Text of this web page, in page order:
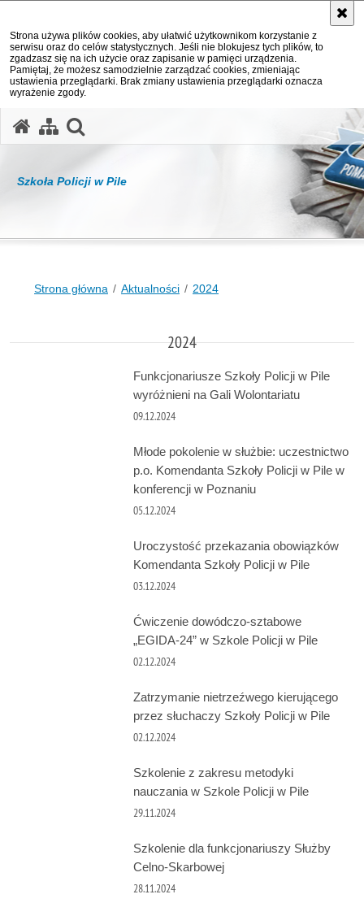
Strona używa plików cookies, aby ułatwić użytkownikom korzystanie z
serwisu oraz do celów statystycznych. Jeśli nie blokujesz tych plików, to
zgadzasz się na ich użycie oraz zapisanie w pamięci urządzenia.
Pamiętaj, że możesz samodzielnie zarządzać cookies, zmieniając
ustawienia przeglądarki. Brak zmiany ustawienia przeglądarki oznacza
wyrażenie zgody.
Szkoła Policji w Pile
Strona główna Aktualności 2024
2024
Funkcjonariusze Szkoły Policji w Pile
wyróżnieni na Gali Wolontariatu
09.12.2024
Młode pokolenie w służbie: uczestnictwo
p.o. Komendanta Szkoły Policji w Pile w
konferencji w Poznaniu
05.12.2024
Uroczystość przekazania obowiązków
Komendanta Szkoły Policji w Pile
03.12.2024
Ćwiczenie dowódczo-sztabowe
„EGIDA-24” w Szkole Policji w Pile
02.12.2024
Zatrzymanie nietrzeźwego kierującego
przez słuchaczy Szkoły Policji w Pile
02.12.2024
Szkolenie z zakresu metodyki
nauczania w Szkole Policji w Pile
29.11.2024
Szkolenie dla funkcjonariuszy Służby
Celno-Skarbowej
28.11.2024